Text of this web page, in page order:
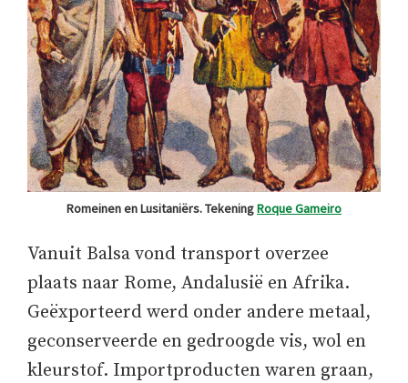
Romeinen en Lusitaniërs. TekeningRoque Gameiro
Vanuit Balsa vond transport overzee
plaats naar Rome, Andalusië en Afrika.
Geëxporteerd werd onder andere metaal,
geconserveerde en gedroogde vis, wol en
kleurstof. Importproducten waren graan,